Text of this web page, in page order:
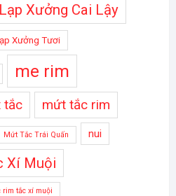
Lạp Xưởng Cai Lậy
Xưởng Tươi
me rim
tắc mứt tắc rim
Mứt Tắc Trái Quấn nui
Xí Muội
rim tắc xí muội